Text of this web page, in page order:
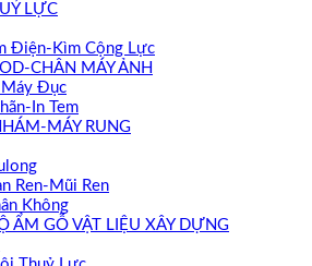
LỰC
Điện-Kìm Cộng Lực
CHÂN MÁY ẢNH
Máy Đục
In Tem
MÁY RUNG
Ren-Mũi Ren
Không
ẨM GỖ VẬT LIỆU XÂY DỰNG